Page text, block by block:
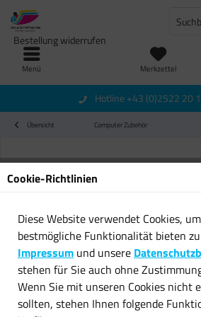
Menü Merkzettel
Bestellung widerrufen
Hotline +43 (0)2522 20
Übersicht Computer Zubehör
Cookie-Richtlinien
Diese Website verwendet Cookies,
bestmögliche Funktionalität bieten
Impressum und unsere
stehen für Sie auch ohne
Wenn Sie mit unseren Cookies nicht
sollten, stehen Ihnen folgende